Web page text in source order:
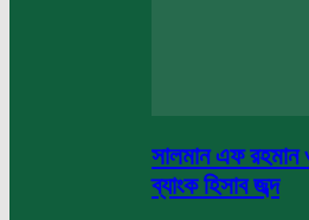
সালমান এফ রহমান
ব্যাংক হিসাব জব্দ